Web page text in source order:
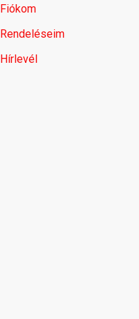
Fiókom
Rendeléseim
Hírlevél